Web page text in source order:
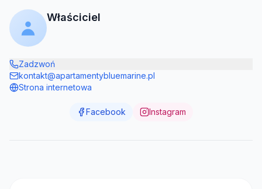
Właściciel
Zadzwoń
kontakt@apartamentybluemarine.pl
Strona internetowa
Facebook Instagram